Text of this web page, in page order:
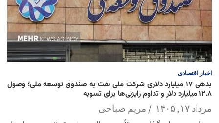
اخبار اقتصادی
بدهی ۱۷ میلیارد دلاری شرکت ملی نفت به صندوق توسعه ملی؛ وصول
۱۲.۸ میلیارد دلار و تداوم رایزنی‌ها برای تسویه
مرداد ۱۷, ۱۴۰۵ مریم صباحی